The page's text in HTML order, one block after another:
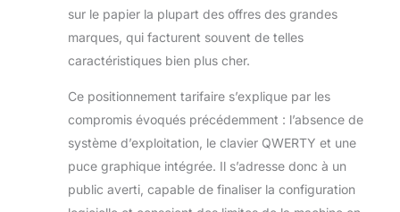
sur le papier la plupart des offres des grandes
marques, qui facturent souvent de telles
caractéristiques bien plus cher.
Ce positionnement tarifaire s’explique par les
compromis évoqués précédemment : l’absence de
système d’exploitation, le clavier QWERTY et une
puce graphique intégrée. Il s’adresse donc à un
public averti, capable de finaliser la configuration